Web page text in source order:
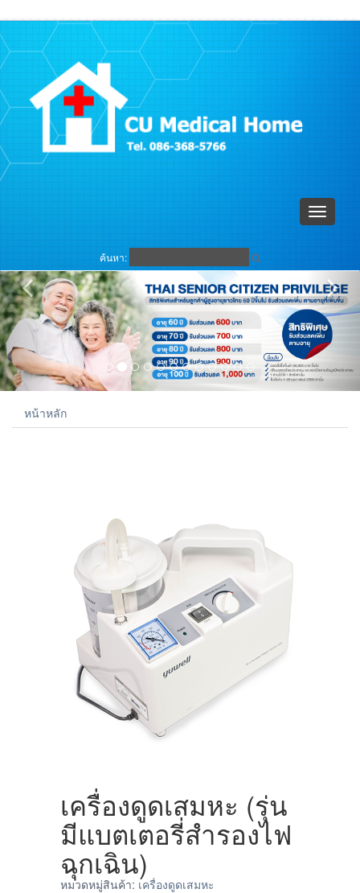
Toggle
ค้นหา:
หน้าหลัก
เครื่องดูดเสมหะ (รุ่น
มีแบตเตอรี่สำรองไฟ
ฉุกเฉิน)
หมวดหมู่สินค้า: เครื่องดูดเสมหะ